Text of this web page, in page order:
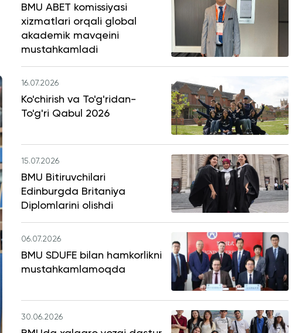
BMU ABET komissiyasi
xizmatlari orqali global
akademik mavqeini
mustahkamladi
16.07.2026
Ko'chirish va To'g'ridan-
To'g'ri Qabul 2026
15.07.2026
BMU Bitiruvchilari
Edinburgda Britaniya
Diplomlarini olishdi
06.07.2026
BMU SDUFE bilan hamkorlikni
mustahkamlamoqda
30.06.2026